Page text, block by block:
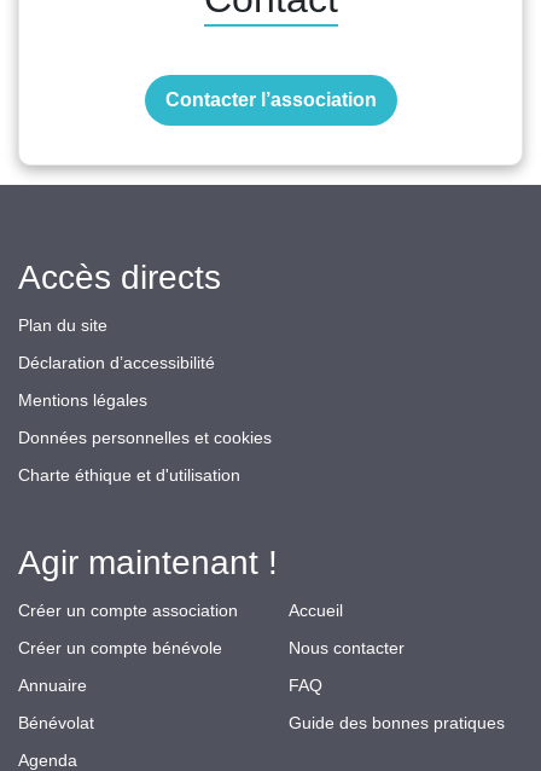
Contacter l’association
Accès directs
Plan du site
Déclaration d’accessibilité
Mentions légales
Données personnelles et cookies
Charte éthique et d'utilisation
Agir maintenant !
Créer un compte association
Créer un compte bénévole
Annuaire
Bénévolat
Agenda
Accueil
Nous contacter
FAQ
Guide des bonnes pratiques